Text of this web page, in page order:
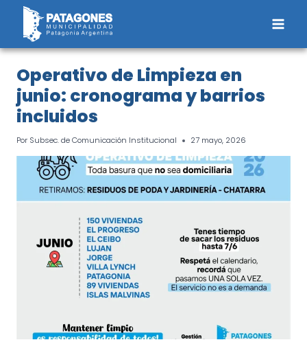
Saltar
contenido
Operativo de Limpieza en
junio: cronograma y barrios
incluidos
Por Subsec. de Comunicación Institucional 27 mayo, 2026